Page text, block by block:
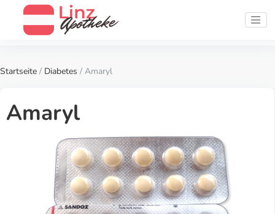
Startseite / Diabetes / Amaryl
Amaryl